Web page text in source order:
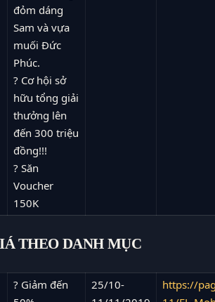
đỏm dáng
Sam và vựa
muối Đức
Phúc.
? Cơ hội sở
hữu tổng giải
thưởng lên
đến 300 triệu
đồng!!!
? Săn
Voucher
150K
THEO DANH MỤC
? Giảm đến
25/10-
https://